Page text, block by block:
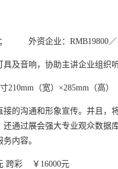
； 外资企业： RMB19800／
及音响，协助主讲企业组织
210mm （宽）×285mm （高）
的沟通和形象宣传。并且，
通过展会强大专业观众数据
内容。
跨彩 ￥ 16000元